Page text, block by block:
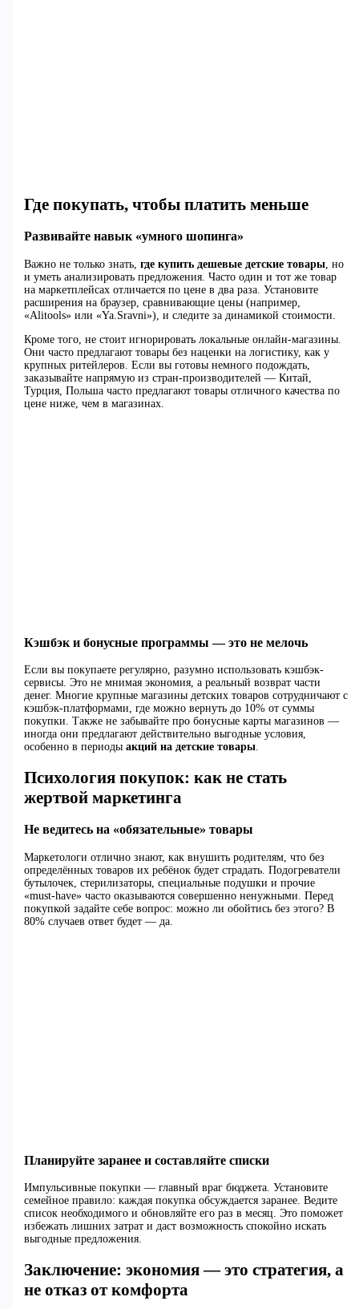
Где покупать, чтобы платить меньше
Развивайте навык «умного шопинга»
Важно не только знать, где купить дешевые детские товары, но
и уметь анализировать предложения. Часто один и тот же товар
на маркетплейсах отличается по цене в два раза. Установите
расширения на браузер, сравнивающие цены (например,
«Alitools» или «Ya.Sravni»), и следите за динамикой стоимости.
Кроме того, не стоит игнорировать локальные онлайн-магазины.
Они часто предлагают товары без наценки на логистику, как у
крупных ритейлеров. Если вы готовы немного подождать,
заказывайте напрямую из стран-производителей — Китай,
Турция, Польша часто предлагают товары отличного качества по
цене ниже, чем в магазинах.
Кэшбэк и бонусные программы — это не мелочь
Если вы покупаете регулярно, разумно использовать кэшбэк-
сервисы. Это не мнимая экономия, а реальный возврат части
денег. Многие крупные магазины детских товаров сотрудничают с
кэшбэк-платформами, где можно вернуть до 10% от суммы
покупки. Также не забывайте про бонусные карты магазинов —
иногда они предлагают действительно выгодные условия,
особенно в периоды акций на детские товары.
Психология покупок: как не стать
жертвой маркетинга
Не ведитесь на «обязательные» товары
Маркетологи отлично знают, как внушить родителям, что без
определённых товаров их ребёнок будет страдать. Подогреватели
бутылочек, стерилизаторы, специальные подушки и прочие
«must-have» часто оказываются совершенно ненужными. Перед
покупкой задайте себе вопрос: можно ли обойтись без этого? В
80% случаев ответ будет — да.
Планируйте заранее и составляйте списки
Импульсивные покупки — главный враг бюджета. Установите
семейное правило: каждая покупка обсуждается заранее. Ведите
список необходимого и обновляйте его раз в месяц. Это поможет
избежать лишних затрат и даст возможность спокойно искать
выгодные предложения.
Заключение: экономия — это стратегия, а
не отказ от комфорта